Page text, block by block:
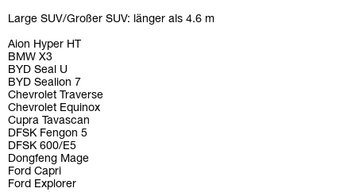
Large SUV/Großer SUV: länger als 4.6 m
Aion Hyper HT
BMW X3
BYD Seal U
BYD Sealion 7
Chevrolet Traverse
Chevrolet Equinox
Cupra Tavascan
DFSK Fengon 5
DFSK 600/E5
Dongfeng Mage
Ford Capri
Ford Explorer